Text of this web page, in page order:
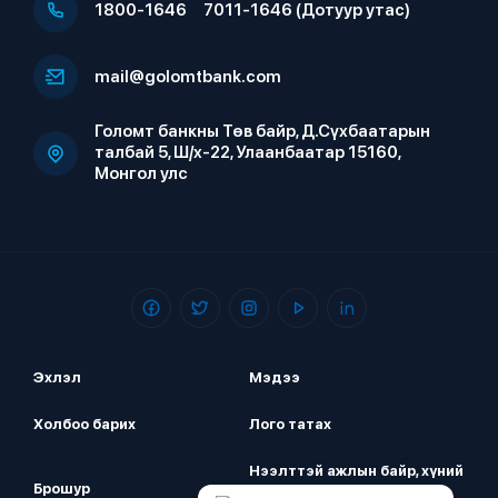
1800-1646 7011-1646 (Дотуур утас)
mail@golomtbank.com
Голомт банкны Төв байр, Д.Сүхбаатарын
талбай 5, Ш/х-22, Улаанбаатар 15160,
Монгол улс
Эхлэл Мэдээ
Холбоо барих Лого татах
Брошур
Нээлттэй ажлын байр, хүний
нөөц